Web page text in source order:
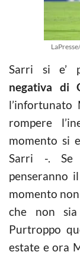
Sarri si e’
negativa di
l’infortunato
rompere
momento si
Sarri -. Se
penseranno
momento
che non
Purtroppo
estate e ora